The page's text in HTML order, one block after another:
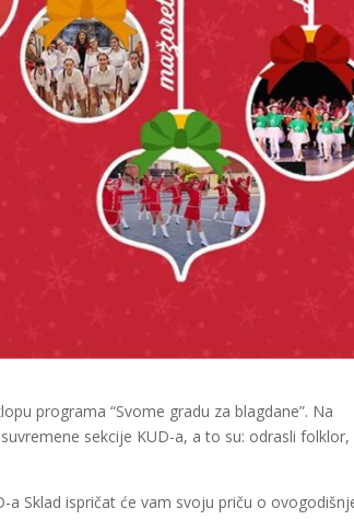
programa “Svome gradu za blagdane”. Na
sekcije KUD-a, a to su: odrasli folklor,
Sklad ispričat će vam svoju priču o